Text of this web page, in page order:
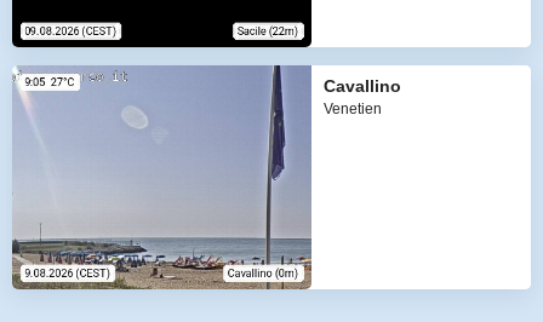
Cavallino
Venetien